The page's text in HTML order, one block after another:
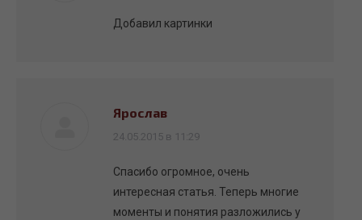
Добавил картинки
Ярослав
говорит:
24.05.2015 в 11:29
Спасибо огромное, очень
интересная статья. Теперь многие
моменты и понятия разложились у